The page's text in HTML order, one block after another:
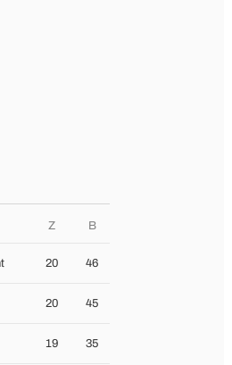
Z B
20 46
20 45
19 35